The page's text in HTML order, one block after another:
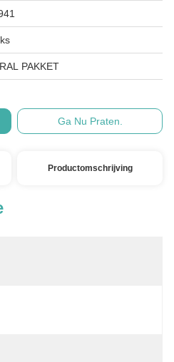
PAKKET
Ga Nu Praten.
Productomschrijving